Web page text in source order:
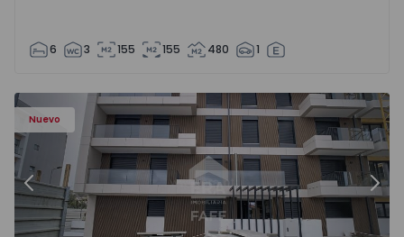
6 3 155 155 480 1
Nuevo
Anterior